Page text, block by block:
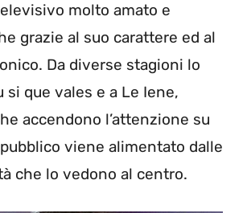
molto amato e
grazie al suo carattere ed al
Da diverse stagioni lo
si que vales e a Le Iene,
accendono l’attenzione su
viene alimentato dalle
che lo vedono al centro.